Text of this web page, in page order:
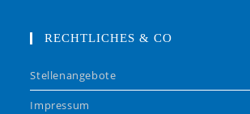
RECHTLICHES & CO
Stellenangebote
Impressum